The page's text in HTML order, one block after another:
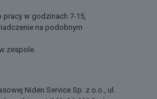
w godzinach 7-15,
na podobnym
zespole.
Niden Service Sp. z o.o., ul.